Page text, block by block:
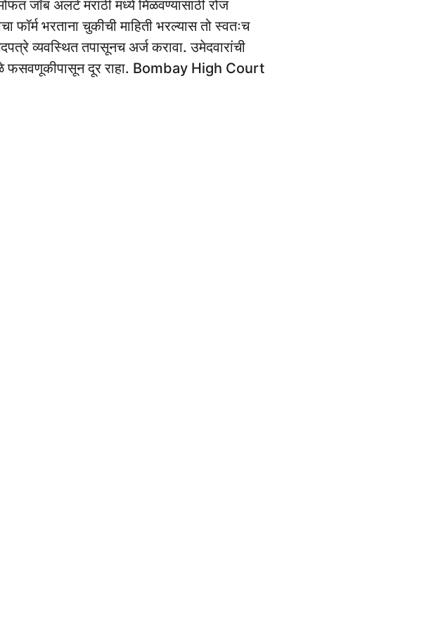
जॉब अलर्ट मराठी मध्ये मिळवण्यासाठी रोज
फॉर्म भरताना चुकीची माहिती भरल्यास तो स्वतःच
व्यवस्थित तपासूनच अर्ज करावा. उमेदवारांची
फसवणूकीपासून दूर राहा. Bombay High Court